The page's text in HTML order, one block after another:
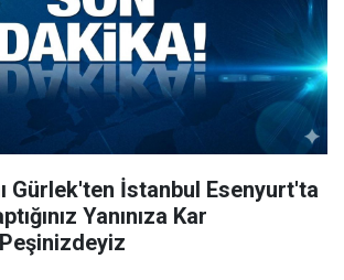
Gürlek'ten İstanbul Esenyurt'ta
Yanınıza Kar